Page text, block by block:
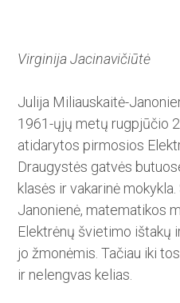
Virginija Jacinavičiūtė
Julija Miliauskaitė-
1961-ųjų metų rugpjūčio
atidarytos pirmosios
Draugystės gat­vės
klasės ir vakarinė
Janonienė, matematikos
Elektrėnų švietimo ištakų
jo žmo­nė­mis. Tačiau iki
ir nelengvas kelias.